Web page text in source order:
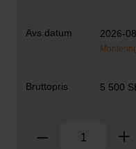
2026-
5 500
Ta bort